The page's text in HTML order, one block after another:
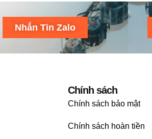
Nhắn Tin Zalo
Chính sách
Chính sách bảo mật
Chính sách hoàn tiền